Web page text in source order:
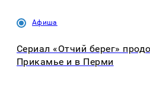
Афиша
Сериал «Отчий берег»
Прикамье и в Перми